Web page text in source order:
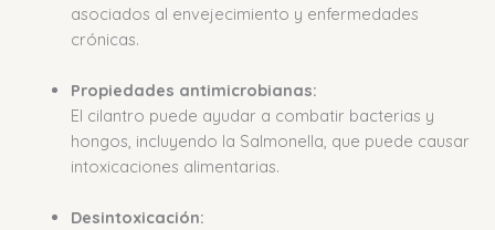
asociados al envejecimiento y enfermedades
crónicas.
Propiedades antimicrobianas:
El cilantro puede ayudar a combatir bacterias y
hongos, incluyendo la Salmonella, que puede causar
intoxicaciones alimentarias.
Desintoxicación: